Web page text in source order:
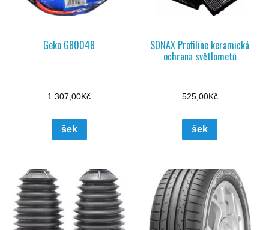
Geko G80048
1 307,00Kč
šek
SONAX Profiline keramická
ochrana světlometů
525,00Kč
šek